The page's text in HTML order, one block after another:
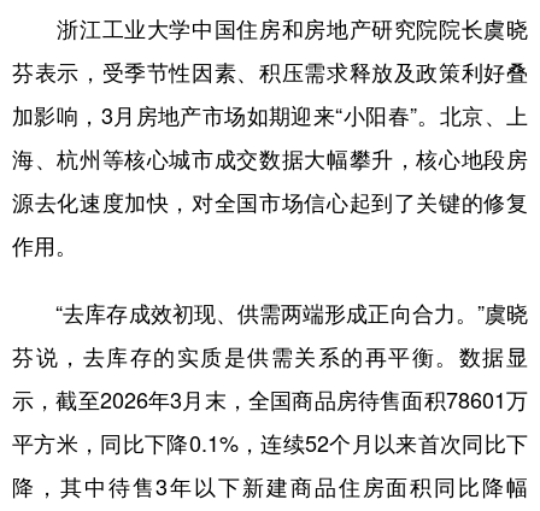
陕西 甘肃 青海 宁夏
新疆 内蒙古 黑龙江
多语种频道
English Español Français عربى
Русский язык 日本語 한국어
Deutsch Português
浙江工业大学中国住房和房地产研究院院长虞晓
芬表示，受季节性因素、积压需求释放及政策利好叠
加影响，3月房地产市场如期迎来“小阳春”。北京、上
海、杭州等核心城市成交数据大幅攀升，核心地段房
源去化速度加快，对全国市场信心起到了关键的修复
作用。
“去库存成效初现、供需两端形成正向合力。”虞晓
芬说，去库存的实质是供需关系的再平衡。数据显
示，截至2026年3月末，全国商品房待售面积78601万
平方米，同比下降0.1%，连续52个月以来首次同比下
降，其中待售3年以下新建商品住房面积同比降幅